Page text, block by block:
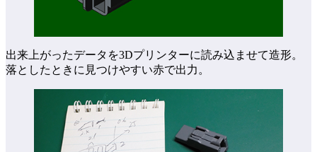
出来上がったデータを3Dプリンターに読み込ませて造形。
落としたときに見つけやすい赤で出力。